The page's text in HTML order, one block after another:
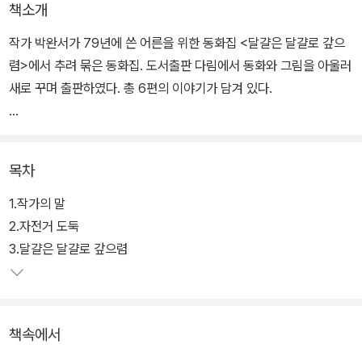
책소개
작가 박완서가 79년에 쓴 어른을 위한 동화집 <달걀은 달걀로 갚으
렴>에서 추려 묶은 동화집. 도서출판 다림에서 동화와 그림을 아울러
새로 꾸며 출판하였다. 총 6편의 이야기가 담겨 있다.
게의 점원인 수남이가 어느 바람 심한 날, 비싼 자가용에 흠집을 내게
된다. 돈을 물지 않으려고 자전거를 훔쳐온 수남이는 묘한 쾌감을 느
끼고, 가게 주인부터 주변의 사람들이 칭찬하는 소리를 듣자 양심을
일깨워 줄 아버지가 있는 시골로 돌아간다는 이야기.
을 함부로 대하는 것을 보고 마음의 상처를 입는다. 동생 봄뫼가 수학
목차
1.작가의 말
2.자전거 도둑
3.달걀은 달걀로 갚으렴
책속에서